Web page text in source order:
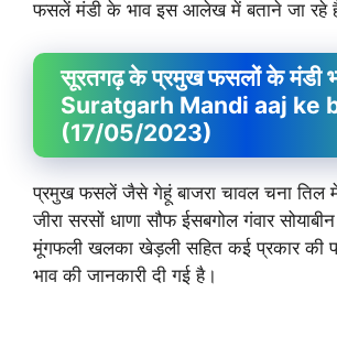
फसलें मंडी के भाव इस आलेख में बताने जा रहे
सूरतगढ़ के प्रमुख फसलों के मंडी
Suratgarh Mandi aaj ke
(17/05/2023)
प्रमुख फसलें जैसे गेहूं बाजरा चावल चना तिल
जीरा सरसों धाणा सौफ ईसबगोल गंवार
मूंगफली खलका खेड़ली सहित कई प्रकार की
भाव की जानकारी दी गई है।